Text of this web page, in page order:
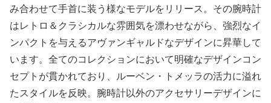
み合わせて手首に装う様なモデルをリリース。その腕時計
はレトロ＆クラシカルな雰囲気を漂わせながら、強烈なイ
ンパクトを与えるアヴァンギャルドなデザインに昇華して
います。全てのコレクションにおいて明確なデザインコン
セプトが貫かれており、ルーベン・トメッラの活力に溢れ
たスタイルを反映。腕時計以外のアクセサリーデザインに